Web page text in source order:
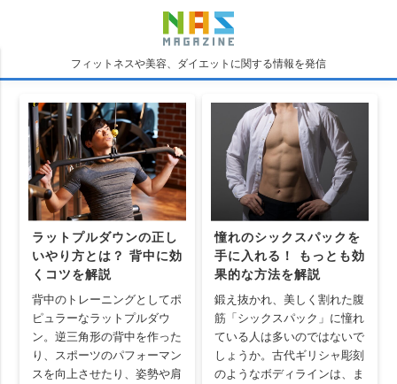
フィットネスや美容、ダイエットに関する情報を発信
ラットプルダウンの正し
いやり方とは？ 背中に効
くコツを解説
背中のトレーニングとしてポ
ピュラーなラットプルダウ
ン。逆三角形の背中を作った
り、スポーツのパフォーマン
スを向上させたり、姿勢や肩
憧れのシックスパックを
手に入れる！ もっとも効
果的な方法を解説
鍛え抜かれ、美しく割れた腹
筋「シックスパック」に憧れ
ている人は多いのではないで
しょうか。古代ギリシャ彫刻
のようなボディラインは、ま